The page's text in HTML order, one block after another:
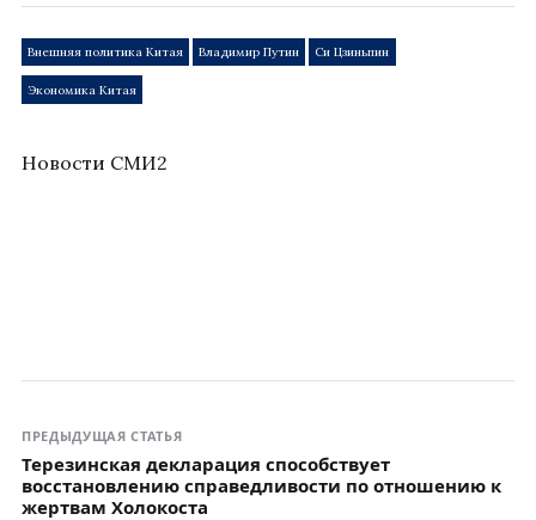
Внешняя политика Китая Владимир Путин Си Цзиньпин
Экономика Китая
Новости СМИ2
ПРЕДЫДУЩАЯ СТАТЬЯ
Терезинская декларация способствует
восстановлению справедливости по отношению к
жертвам Холокоста